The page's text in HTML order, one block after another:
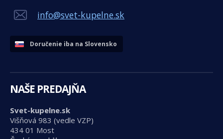
info@svet-kupelne.sk
Doručenie iba na Slovensko
NAŠE PREDAJŇA
Svet-kupelne.sk
Višňová 983 (vedle VZP)
434 01 Most